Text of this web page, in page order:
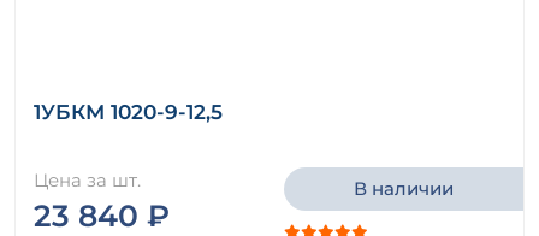
1УБКМ 1020-9-12,5
Цена за шт.
23 840 ₽
В наличии